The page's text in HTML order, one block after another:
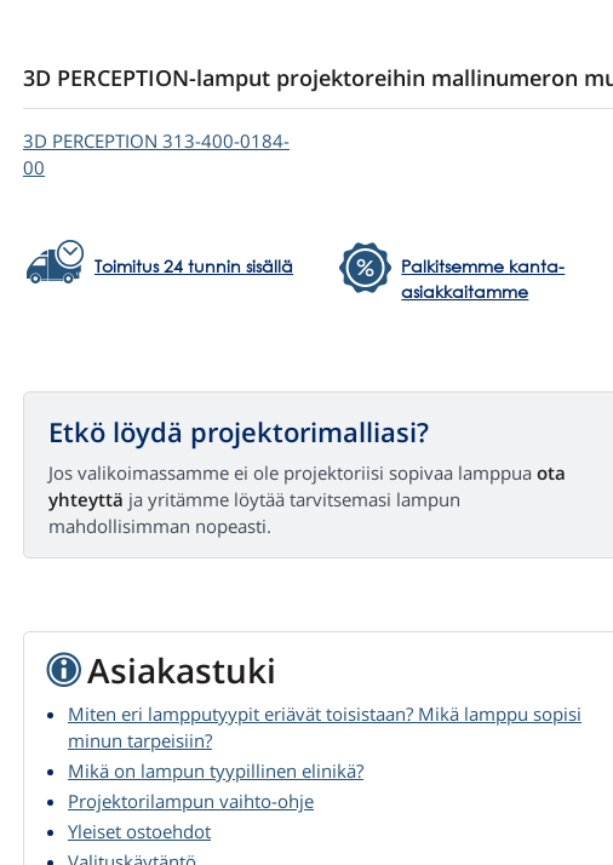
3D PERCEPTION-lamput projektoreihin mallinumeron
3D PERCEPTION 313-400-0184-
00
Toimitus 24 tunnin sisällä
Palkitsemme kanta-
asiakkaitamme
Etkö löydä projektorimalliasi?
Jos valikoimassamme ei ole projektoriisi sopivaa lamppua ota
yhteyttä ja yritämme löytää tarvitsemasi lampun
mahdollisimman nopeasti.
Asiakastuki
Miten eri lampputyypit eriävät toisistaan? Mikä lamppu sopisi
minun tarpeisiin?
Mikä on lampun tyypillinen elinikä?
Projektorilampun vaihto-ohje
Yleiset ostoehdot